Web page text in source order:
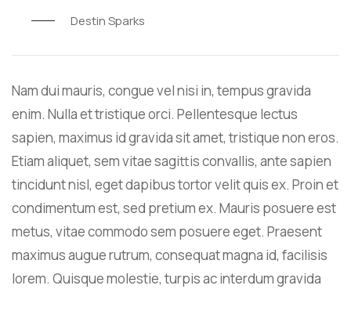
Destin Sparks
Nam dui mauris, congue vel nisi in, tempus gravida
enim. Nulla et tristique orci. Pellentesque lectus
sapien, maximus id gravida sit amet, tristique non eros.
Etiam aliquet, sem vitae sagittis convallis, ante sapien
tincidunt nisl, eget dapibus tortor velit quis ex. Proin et
condimentum est, sed pretium ex. Mauris posuere est
metus, vitae commodo sem posuere eget. Praesent
maximus augue rutrum, consequat magna id, facilisis
lorem. Quisque molestie, turpis ac interdum gravida